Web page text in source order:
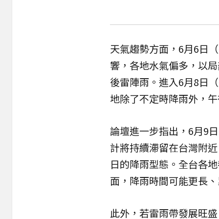
天氣趨勢方面，6月6日
響，各地水氣偏多，以
後雷陣雨。進入6月8日
地除了不定時降雨外，
論壇進一步指出，6月9
計將持續滯留在台灣附
日的降雨型態。全台各
面，降雨時間可能更長
此外，若雷雨帶發展旺